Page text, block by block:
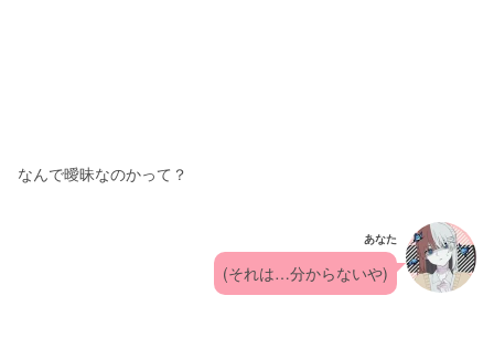
なんで曖昧なのかって？
あなた
(それは…分からないや)